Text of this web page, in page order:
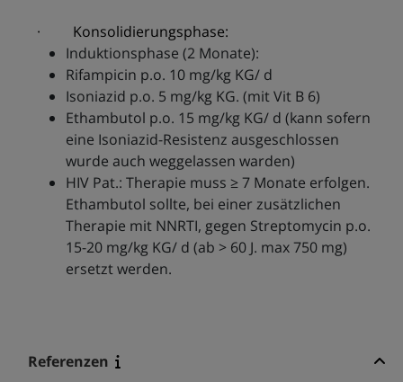
· Konsolidierungsphase:
Induktionsphase (2 Monate):
Rifampicin p.o. 10 mg/kg KG/ d
Isoniazid p.o. 5 mg/kg KG. (mit Vit B 6)
Ethambutol p.o. 15 mg/kg KG/ d (kann sofern
eine Isoniazid-Resistenz ausgeschlossen
wurde auch weggelassen warden)
HIV Pat.: Therapie muss ≥ 7 Monate erfolgen.
Ethambutol sollte, bei einer zusätzlichen
Therapie mit NNRTI, gegen Streptomycin p.o.
15-20 mg/kg KG/ d (ab > 60 J. max 750 mg)
ersetzt werden.
Referenzen